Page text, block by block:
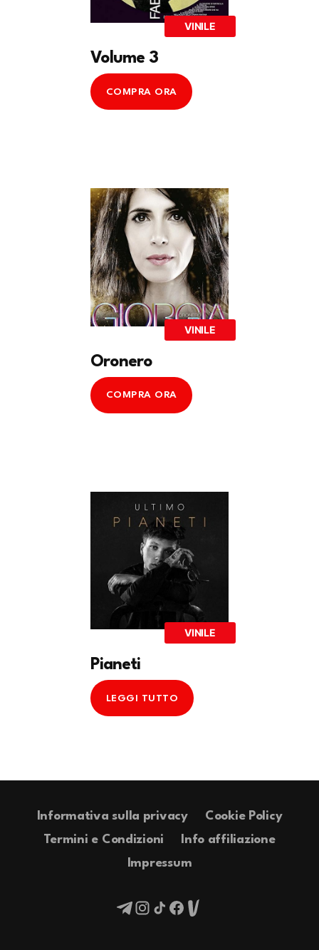
VINILE
Volume 3
COMPRA ORA
VINILE
Oronero
COMPRA ORA
VINILE
Pianeti
LEGGI TUTTO
Informativa sulla privacy
Cookie Policy
Termini e Condizioni
Info affiliazione
Impressum